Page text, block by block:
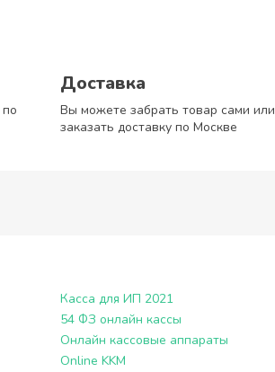
Доставка
Вы можете забрать товар сами или
заказать доставку по Москве
Касса для ИП 2021
54 ФЗ онлайн кассы
Онлайн кассовые аппараты
Online KKM